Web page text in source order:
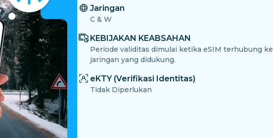
Jaringan
C & W
KEBIJAKAN KEABSAHAN
Periode validitas dimulai ketika eSIM terhubung ke
jaringan yang didukung.
eKTY (Verifikasi Identitas)
Tidak Diperlukan